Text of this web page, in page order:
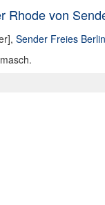
Rhode von
Sender Freies